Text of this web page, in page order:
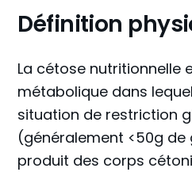
Définition
La cétose nutritionnelle
métabolique dans
situation de restriction
(généralement <50g
produit des corps